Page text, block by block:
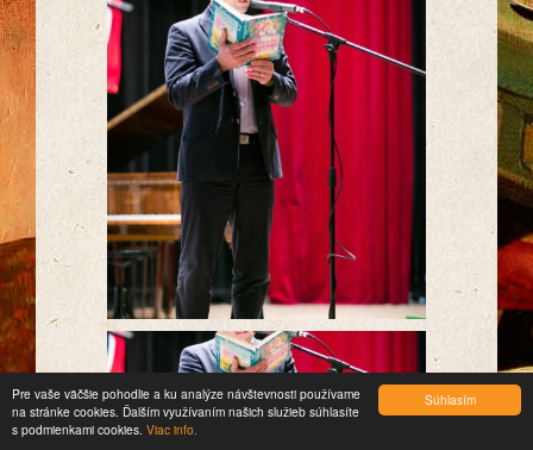
Súhlasím
Pre vaše väčšie pohodlie a ku analýze návštevnosti používame
na stránke cookies. Ďalším využívaním našich služieb súhlasíte
s podmienkami cookies. Viac info.